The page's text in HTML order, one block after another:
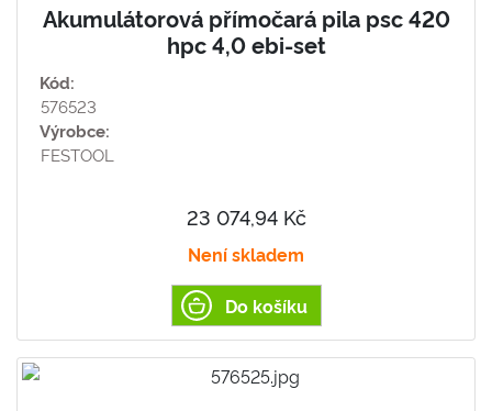
Akumulátorová přímočará pila psc 420
hpc 4,0 ebi-set
Kód:
576523
Výrobce:
FESTOOL
23 074,94 Kč
Není skladem
Do košíku